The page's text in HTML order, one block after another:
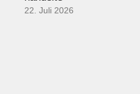
22. Juli 2026